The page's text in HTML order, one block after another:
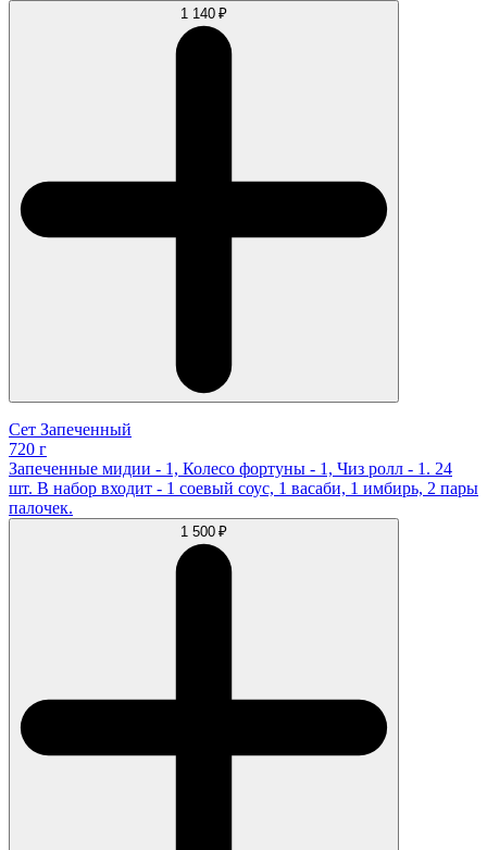
1 140 ₽
Сет Запеченный
720 г
Запеченные мидии - 1, Колесо фортуны - 1, Чиз ролл - 1. 24
шт. В набор входит - 1 соевый соус, 1 васаби, 1 имбирь, 2 пары
палочек.
1 500 ₽